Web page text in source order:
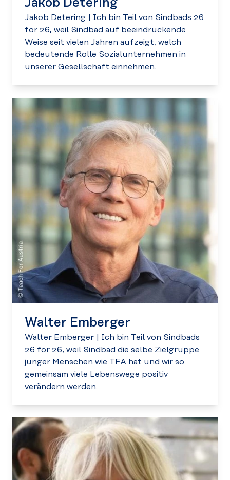
Jakob Detering
Jakob Detering
Ich bin Teil von Sindbads 26
for 26, weil Sindbad auf beeindruckende
Weise seit vielen Jahren aufzeigt, welch
bedeutende Rolle Sozialunternehmen in
unserer Gesellschaft einnehmen.
Walter Emberger
Walter Emberger
Ich bin Teil von Sindbads
26 for 26, weil Sindbad die selbe Zielgruppe
junger Menschen wie TFA hat und wir so
gemeinsam viele Lebenswege positiv
verändern werden.